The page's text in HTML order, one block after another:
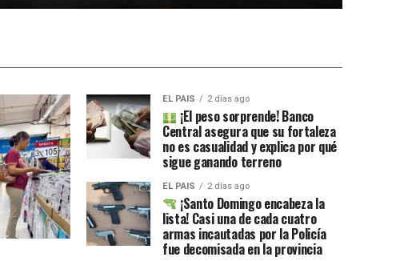
EL PAIS 2 días ago
¡El peso sorprende! Banco
Central asegura que su fortaleza
no es casualidad y explica por qué
sigue ganando terreno
EL PAIS 2 días ago
¡Santo Domingo encabeza la
lista! Casi una de cada cuatro
armas incautadas por la Policía
fue decomisada en la provincia